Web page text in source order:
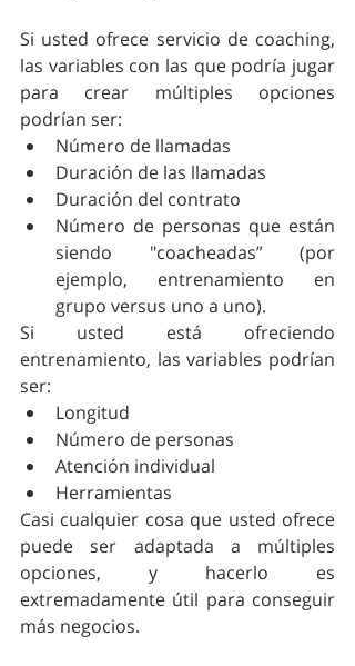
Si usted ofrece servicio de coaching,
las variables con las que podría jugar
para crear múltiples opciones
podrían ser:
Número de llamadas
Duración de las llamadas
Duración del contrato
Número de personas que están
siendo "coacheadas” (por
ejemplo, entrenamiento en
grupo versus uno a uno).
Si usted está ofreciendo
entrenamiento, las variables podrían
ser:
Longitud
Número de personas
Atención individual
Herramientas
Casi cualquier cosa que usted ofrece
puede ser adaptada a múltiples
opciones, y hacerlo es
extremadamente útil para conseguir
más negocios.